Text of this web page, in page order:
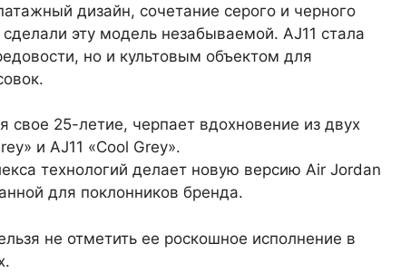
дизайн, сочетание серого и черного
эту модель незабываемой. AJ11 стала
но и культовым объектом для
свое 25-летие, черпает вдохновение из двух
и AJ11 «Cool Grey».
технологий делает новую версию Air Jordan
для поклонников бренда.
не отметить ее роскошное исполнение в